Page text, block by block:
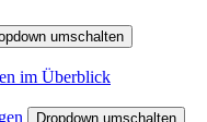
umschalten
im Überblick
Dropdown umschalten